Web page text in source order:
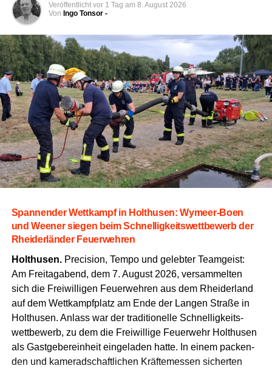
Veröffentlicht vor 1 Tag am 8. August 2026
Von Ingo Tonsor -
Span­nen­der Wett­kampf in Hol­thusen: Wymeer-Boen
und Wee­ner sie­gen beim Schnel­lig­keits­wett­be­werb der
Rhei­der­län­der Feuerwehren
Hol­thusen.Pre­cis­i­on, Tem­po und geleb­ter Team­geist:
Am Frei­tag­abend, dem 7. August 2026, ver­sam­mel­ten
sich die Frei­wil­li­gen Feu­er­weh­ren aus dem Rhei­der­land
auf dem Wett­kampf­platz am Ende der Lan­gen Stra­ße in
Hol­thusen. Anlass war der tra­di­tio­nel­le Schnel­lig­keits­
wett­be­werb, zu dem die Frei­wil­li­ge Feu­er­wehr Hol­thusen
als Gast­ge­ber­ein­heit ein­ge­la­den hat­te. In einem packen­
den und kame­rad­schaft­li­chen Kräf­te­mes­sen sicher­ten